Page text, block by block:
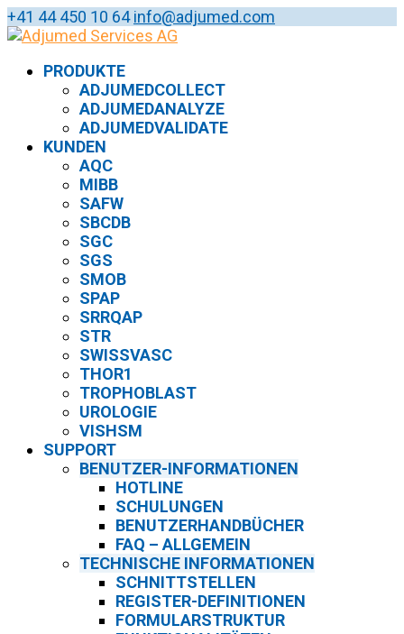
+41 44 450 10 64 info@adjumed.com
PRODUKTE
ADJUMEDCOLLECT
ADJUMEDANALYZE
ADJUMEDVALIDATE
KUNDEN
AQC
MIBB
SAFW
SBCDB
SGC
SGS
SMOB
SPAP
SRRQAP
STR
SWISSVASC
THOR1
TROPHOBLAST
UROLOGIE
VISHSM
SUPPORT
BENUTZER-INFORMATIONEN
HOTLINE
SCHULUNGEN
BENUTZERHANDBÜCHER
FAQ – ALLGEMEIN
TECHNISCHE INFORMATIONEN
SCHNITTSTELLEN
REGISTER-DEFINITIONEN
FORMULARSTRUKTUR